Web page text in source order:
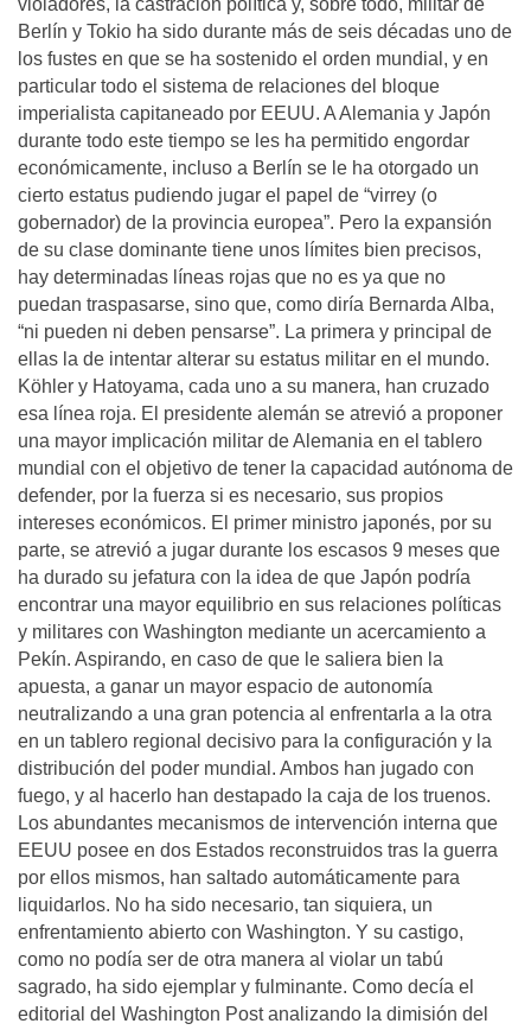
violadores, la castración política y, sobre todo, militar de
Berlín y Tokio ha sido durante más de seis décadas uno de
los fustes en que se ha sostenido el orden mundial, y en
particular todo el sistema de relaciones del bloque
imperialista capitaneado por EEUU. A Alemania y Japón
durante todo este tiempo se les ha permitido engordar
económicamente, incluso a Berlín se le ha otorgado un
cierto estatus pudiendo jugar el papel de “virrey (o
gobernador) de la provincia europea”. Pero la expansión
de su clase dominante tiene unos límites bien precisos,
hay determinadas líneas rojas que no es ya que no
puedan traspasarse, sino que, como diría Bernarda Alba,
“ni pueden ni deben pensarse”. La primera y principal de
ellas la de intentar alterar su estatus militar en el mundo.
Köhler y Hatoyama, cada uno a su manera, han cruzado
esa línea roja. El presidente alemán se atrevió a proponer
una mayor implicación militar de Alemania en el tablero
mundial con el objetivo de tener la capacidad autónoma de
defender, por la fuerza si es necesario, sus propios
intereses económicos. El primer ministro japonés, por su
parte, se atrevió a jugar durante los escasos 9 meses que
ha durado su jefatura con la idea de que Japón podría
encontrar una mayor equilibrio en sus relaciones políticas
y militares con Washington mediante un acercamiento a
Pekín. Aspirando, en caso de que le saliera bien la
apuesta, a ganar un mayor espacio de autonomía
neutralizando a una gran potencia al enfrentarla a la otra
en un tablero regional decisivo para la configuración y la
distribución del poder mundial. Ambos han jugado con
fuego, y al hacerlo han destapado la caja de los truenos.
Los abundantes mecanismos de intervención interna que
EEUU posee en dos Estados reconstruidos tras la guerra
por ellos mismos, han saltado automáticamente para
liquidarlos. No ha sido necesario, tan siquiera, un
enfrentamiento abierto con Washington. Y su castigo,
como no podía ser de otra manera al violar un tabú
sagrado, ha sido ejemplar y fulminante. Como decía el
editorial del Washington Post analizando la dimisión del